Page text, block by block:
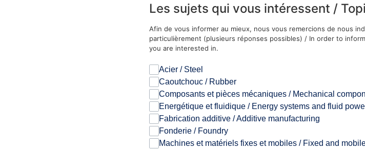
Les sujets qui vous intéressent /
Afin de vous informer au mieux, nous vous remercions de nous
particulièrement (plusieurs réponses possibles) / In order to
you are interested in.
Acier / Steel
Caoutchouc / Rubber
Composants et pièces mécaniques / Mechanical
Energétique et fluidique / Energy systems and fluid
Fabrication additive / Additive manufacturing
Fonderie / Foundry
Machines et matériels fixes et mobiles / Fixed and